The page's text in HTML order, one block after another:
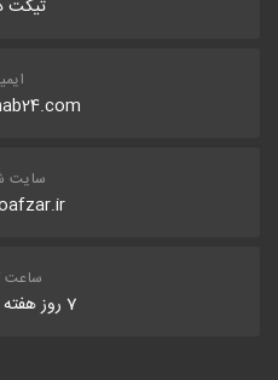
تیکت
سایت
ساعت
7 روز هفته 24 ساعته